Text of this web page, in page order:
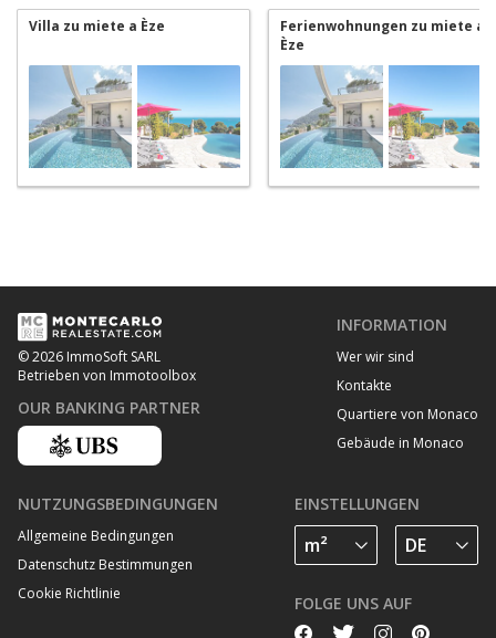
Villa zu miete a Èze
Ferienwohnungen zu miete a
Èze
© 2026 ImmoSoft SARL
Betrieben von Immotoolbox
OUR BANKING PARTNER
INFORMATION
Wer wir sind
Kontakte
Quartiere von Monaco
Gebäude in Monaco
NUTZUNGSBEDINGUNGEN
Allgemeine Bedingungen
Datenschutz Bestimmungen
Cookie Richtlinie
EINSTELLUNGEN
FOLGE UNS AUF